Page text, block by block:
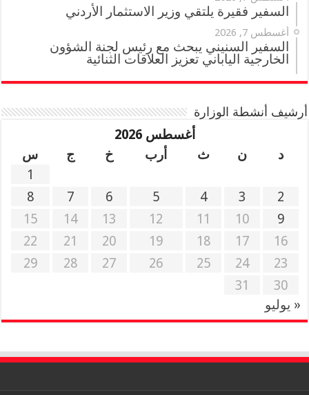
السفير فقيرة يلتقي وزير الاستثمار الأردني
أغسطس 7, 2026
السفير السنيني يبحث مع رئيس لجنة الشؤون
الخارجية الياباني تعزيز العلاقات الثنائية
أرشيف أنشطة الوزارة
أغسطس 2026
د
ن ث أرب خ ج
س
1
2
3
4
5
6
7
8
9
10
11
12
13
14
15
16
17
18
19
20
21
22
23
24
25
26
27
28
29
30
31
« يوليو